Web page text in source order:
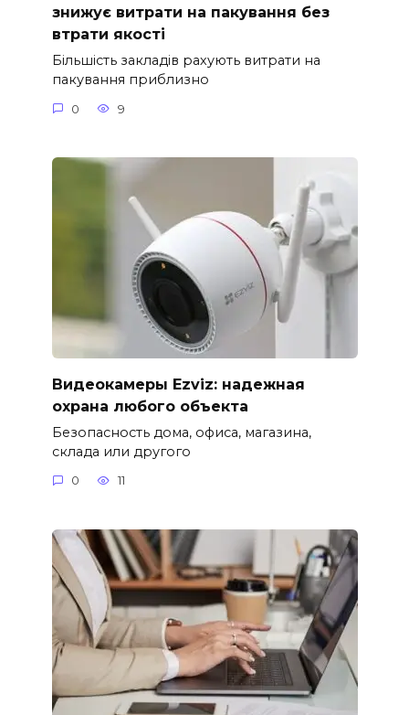
знижує витрати на пакування без
втрати якості
Більшість закладів рахують витрати на
пакування приблизно
0 9
Видеокамеры Ezviz: надежная
охрана любого объекта
Безопасность дома, офиса, магазина,
склада или другого
0 11